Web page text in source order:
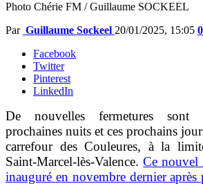
Photo Chérie FM / Guillaume SOCKEEL
Par Guillaume Sockeel 20/01/2025, 15:05 0
Facebook
Twitter
Pinterest
LinkedIn
De nouvelles fermetures sont
prochaines nuits et ces prochains
carrefour des Couleures, à la
Saint-Marcel-lès-Valence.Ce nouvel
inauguré en novembre dernier après